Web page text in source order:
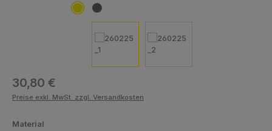
Regulärer Preis:
30,80 €
Preise exkl. MwSt. zzgl. Versandkosten
Material